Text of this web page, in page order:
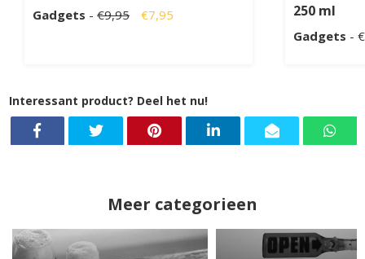
Gadgets - €9,95 €7,95
250 ml
Gadgets -
Interessant product? Deel het nu!
Meer categorieen